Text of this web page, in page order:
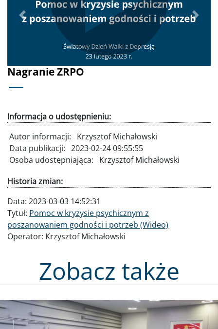
Nagranie ZRPO
Poprzednie Dalej
Informacja o udostępnieniu:
Autor informacji:
Krzysztof Michałowski
Data publikacji: 2023-02-24 09:55:55
Osoba udostępniająca:
Krzysztof Michałowski
Historia zmian:
Data: 2023-03-03 14:52:31
Tytuł: Pomoc w kryzysie psychicznym z
poszanowaniem godności i potrzeb (Wideo)
Operator: Krzysztof Michałowski
Zobacz także
Obraz